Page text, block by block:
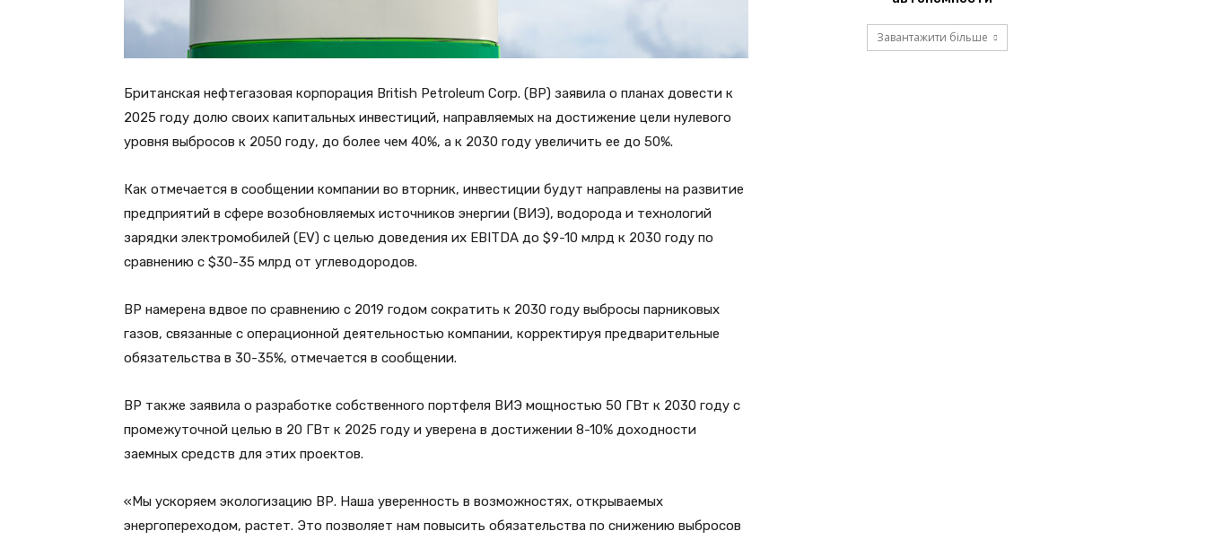
Британская нефтегазовая корпорация British Petroleum Corp. (BP) заявила о планах довести к
2025 году долю своих капитальных инвестиций, направляемых на достижение цели нулевого
уровня выбросов к 2050 году, до более чем 40%, а к 2030 году увеличить ее до 50%.
Как отмечается в сообщении компании во вторник, инвестиции будут направлены на развитие
предприятий в сфере возобновляемых источников энергии (ВИЭ), водорода и технологий
зарядки электромобилей (EV) с целью доведения их EBITDA до $9-10 млрд к 2030 году по
сравнению с $30-35 млрд от углеводородов.
ВР намерена вдвое по сравнению с 2019 годом сократить к 2030 году выбросы парниковых
газов, связанные с операционной деятельностью компании, корректируя предварительные
обязательства в 30-35%, отмечается в сообщении.
ВР также заявила о разработке собственного портфеля ВИЭ мощностью 50 ГВт к 2030 году с
промежуточной целью в 20 ГВт к 2025 году и уверена в достижении 8-10% доходности
заемных средств для этих проектов.
«Мы ускоряем экологизацию ВР. Наша уверенность в возможностях, открываемых
энергопереходом, растет. Это позволяет нам повысить обязательства по снижению выбросов
Завантажити більше